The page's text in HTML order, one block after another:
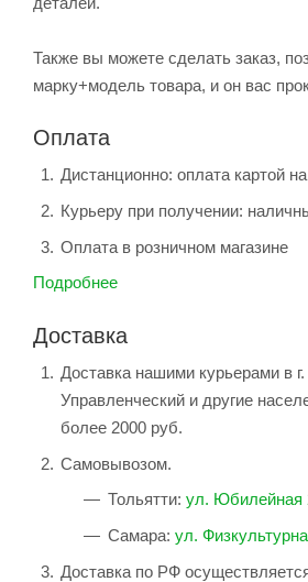
Также вы можете сделать заказ,
марку+модель товара, и он вас
Оплата
Дистанционно: оплата картой
Курьеру при получении:
Оплата в розничном магазине
Подробнее
Доставка
Доставка нашими курьерами в
Управленческий и другие
более 2000 руб.
Самовывозом.
Тольятти: ул. Юбилейная
Самара: ул.
Доставка по РФ